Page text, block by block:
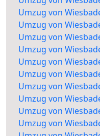
Umzug von
Umzug von
Umzug von
Umzug von
Umzug von
Umzug von
Umzug von
Umzug von
Umzug von
Umzug von